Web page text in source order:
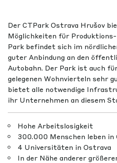
Der CTPark Ostrava Hrušov
Möglichkeiten für
Park befindet sich im
guter Anbindung an den
Autobahn. Der Park ist auch
gelegenen Wohnvierteln sehr
bietet alle notwendige
ihr Unternehmen an diesem
Hohe Arbeitslosigkeit
300.000 Menschen leben in
4 Universitäten in Ostrava
In der Nähe anderer